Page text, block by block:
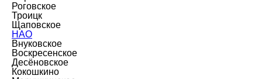
Роговское
Троицк
Щаповское
НАО
Внуковское
Воскресенское
Десёновское
Кокошкино